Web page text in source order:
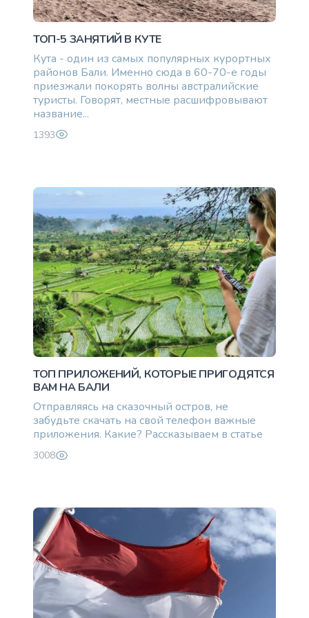
ТОП-5 ЗАНЯТИЙ В КУТЕ
Кута - один из самых популярных курортных
районов Бали. Именно сюда в 60-70-е годы
приезжали покорять волны австралийские
туристы. Говорят, местные расшифровывают
название...
1393
ТОП ПРИЛОЖЕНИЙ, КОТОРЫЕ ПРИГОДЯТСЯ
ВАМ НА БАЛИ
Отправляясь на сказочный остров, не
забудьте скачать на свой телефон важные
приложения. Какие? Рассказываем в статье
3008